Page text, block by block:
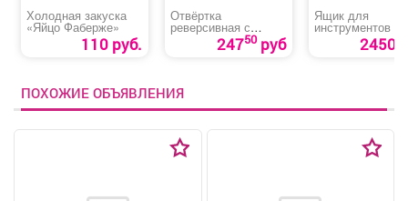
Холодная закуска
«Яйцо Фаберже»
110 руб.
Отвёртка
реверсивная с
набором бит и
24750руб
Ящик для
инструментов 22
2450
ПОХОЖИЕ ОБЪЯВЛЕНИЯ